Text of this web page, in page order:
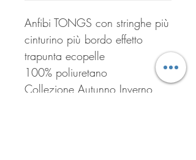
Anfibi TONGS con stringhe più
cinturino più bordo effetto
trapunta ecopelle
100% poliuretano
Collezione Autunno Inverno